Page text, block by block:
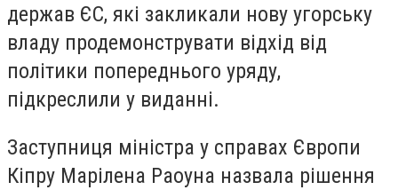
держав ЄС, які закликали нову угорську
владу продемонструвати відхід від
політики попереднього уряду,
підкреслили у виданні.
Заступниця міністра у справах Європи
Кіпру Марілена Раоуна назвала рішення